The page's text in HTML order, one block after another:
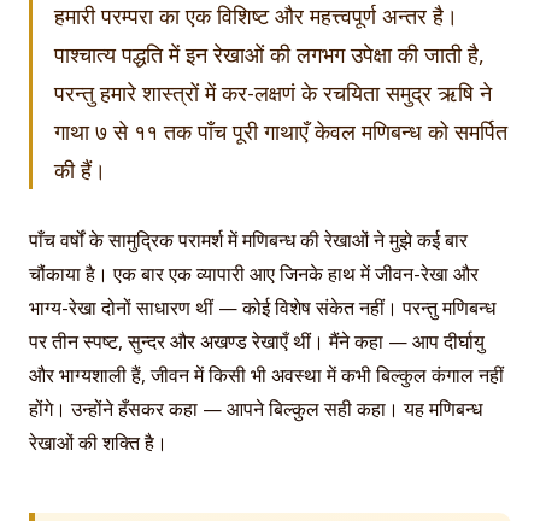
हमारी परम्परा का एक विशिष्ट और महत्त्वपूर्ण अन्तर है।
पाश्चात्य पद्धति में इन रेखाओं की लगभग उपेक्षा की जाती है,
परन्तु हमारे शास्त्रों में कर-लक्षणं के रचयिता समुद्र ऋषि ने
गाथा ७ से ११ तक पाँच पूरी गाथाएँ केवल मणिबन्ध को समर्पित
की हैं।
पाँच वर्षों के सामुद्रिक परामर्श में मणिबन्ध की रेखाओं ने मुझे कई बार
चौंकाया है। एक बार एक व्यापारी आए जिनके हाथ में जीवन-रेखा और
भाग्य-रेखा दोनों साधारण थीं — कोई विशेष संकेत नहीं। परन्तु मणिबन्ध
पर तीन स्पष्ट, सुन्दर और अखण्ड रेखाएँ थीं। मैंने कहा — आप दीर्घायु
और भाग्यशाली हैं, जीवन में किसी भी अवस्था में कभी बिल्कुल कंगाल नहीं
होंगे। उन्होंने हँसकर कहा — आपने बिल्कुल सही कहा। यह मणिबन्ध
रेखाओं की शक्ति है।